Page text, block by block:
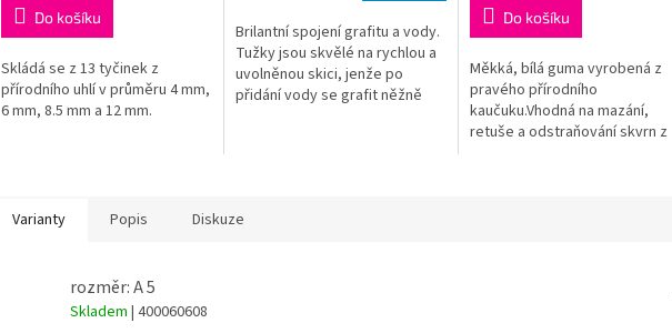
Do košíku
Skládá se z 13 tyčinek z
přírodního uhlí v průměru 4 mm,
6 mm, 8.5 mm a 12 mm.
Brilantní spojení grafitu a vody.
Tužky jsou skvělé na rychlou a
uvolněnou skici, jenže po
přidání vody se grafit něžně
Do košíku
Měkká, bílá guma vyrobená z
pravého přírodního
kaučuku.Vhodná na mazání,
retuše a odstraňování skvrn z
Varianty Popis Diskuze
rozměr: A 5
Skladem | 400060608